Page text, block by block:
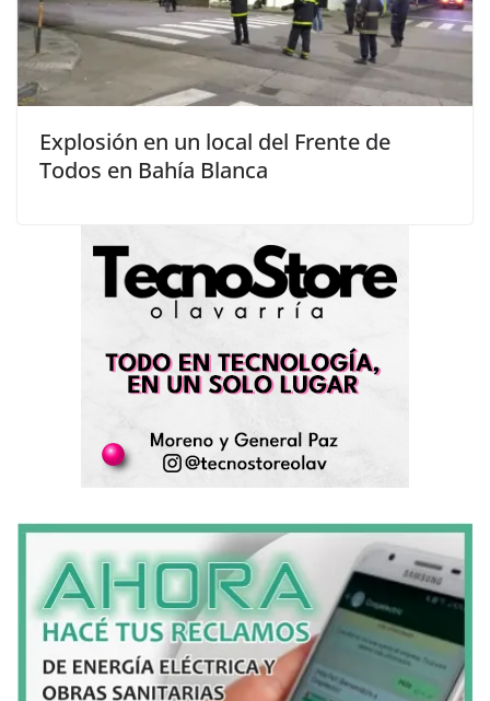
Explosión en un local del Frente de
Todos en Bahía Blanca